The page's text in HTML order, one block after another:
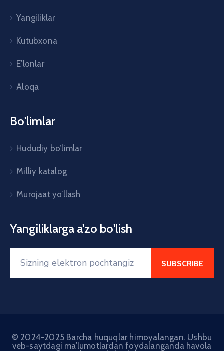
Yangiliklar
Kutubxona
E’lonlar
Aloqa
Bo'limlar
Hududiy bo’limlar
Milliy katalog
Murojaat yo’llash
Yangiliklarga a'zo bo'lish
© 2024-2025 Barcha huquqlar himoyalangan. Ushbu
veb-saytdagi ma’lumotlardan foydalanganda havola